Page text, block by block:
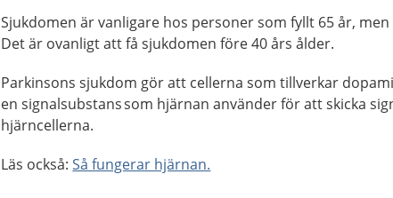
Sjukdomen är vanligare hos personer som fyllt 65 år,
Det är ovanligt att få sjukdomen före 40 års ålder.
Parkinsons sjukdom gör att cellerna som tillverkar
en signalsubstans som hjärnan använder för att skicka
hjärncellerna.
Läs också:Så fungerar hjärnan.